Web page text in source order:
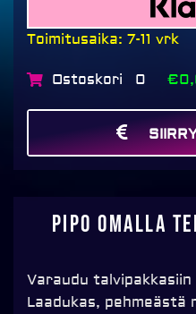
Toimitusaika: 7-11 vrk
Ostoskori 0
Pipo omalla
Varaudu
Laadukas, pehmeästä